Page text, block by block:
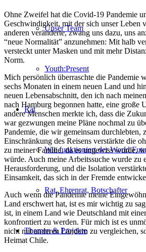
Unser Team
Youth:Present
Rat
Wie funktioniert der World
Rat, Ehrenrat, Botschafter
Themen & Projekte
Ohne Zweifel hat die Covid-19 Pandemie
Geschwindigkeit, mit der sich unser Leben
anderen veränderte, zwang uns dazu, uns
“neue Normalität” anzunehmen: Mit halb
versteckt unter Masken und mit mehr
Norm.
Mich persönlich überraschte die Pandemie
sechs Monaten in einem neuen Land und
neuen Lebensabschnitt, den ich nach
nach Hamburg begonnen hatte, eine große
andere Menschen merkte ich, dass die
war gezwungen meine Pläne nochmal zu
Pandemie, die wir gemeinsam durchlebten,
Einschränkung des Reisens verstärkte die
zu meiner Familie, da es ungewiss wurde,
würde. Auch meine Arbeitssuche wurde zu
Herausforderung, und die Isolation
Einsamkeit, das sich in der Fremde
Auch wenn die Pandemie meine
Land erschwert hat, ist es mir wichtig zu
ist, in einem Land wie Deutschland mit
konfrontiert zu werden. Für mich ist es
nicht mit anderen Ländern zu vergleichen,
Heimat Chile.